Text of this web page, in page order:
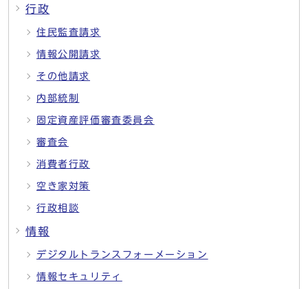
行政
住民監査請求
情報公開請求
その他請求
内部統制
固定資産評価審査委員会
審査会
消費者行政
空き家対策
行政相談
情報
デジタルトランスフォーメーション
情報セキュリティ